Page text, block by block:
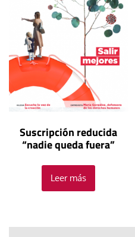
Suscripción reducida
“nadie queda fuera”
Leer más